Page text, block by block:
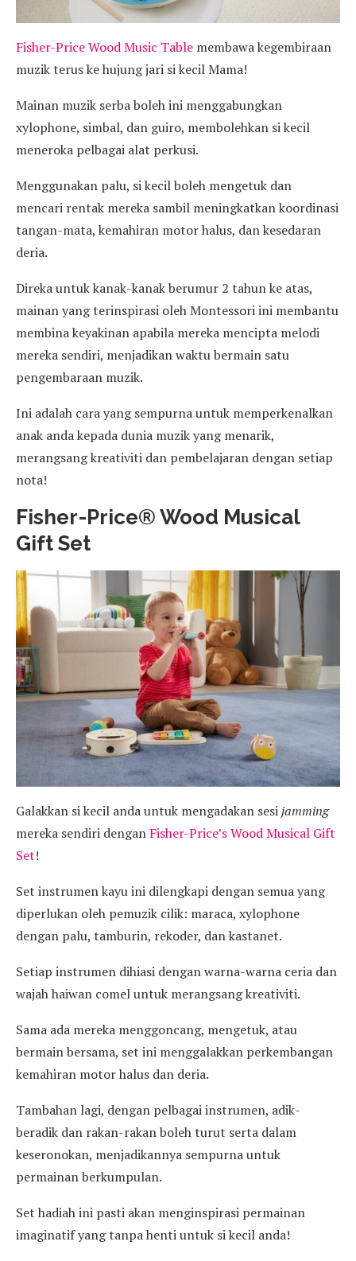
Fisher-Price Wood Music Table membawa kegembiraan
muzik terus ke hujung jari si kecil Mama!
Mainan muzik serba boleh ini menggabungkan
xylophone, simbal, dan guiro, membolehkan si kecil
meneroka pelbagai alat perkusi.
Menggunakan palu, si kecil boleh mengetuk dan
mencari rentak mereka sambil meningkatkan koordinasi
tangan-mata, kemahiran motor halus, dan kesedaran
deria.
Direka untuk kanak-kanak berumur 2 tahun ke atas,
mainan yang terinspirasi oleh Montessori ini membantu
membina keyakinan apabila mereka mencipta melodi
mereka sendiri, menjadikan waktu bermain satu
pengembaraan muzik.
Ini adalah cara yang sempurna untuk memperkenalkan
anak anda kepada dunia muzik yang menarik,
merangsang kreativiti dan pembelajaran dengan setiap
nota!
Fisher-Price® Wood Musical
Gift Set
Galakkan si kecil anda untuk mengadakan sesijamming
mereka sendiri dengan Fisher-Price’s Wood Musical Gift
Set!
Set instrumen kayu ini dilengkapi dengan semua yang
diperlukan oleh pemuzik cilik: maraca, xylophone
dengan palu, tamburin, rekoder, dan kastanet.
Setiap instrumen dihiasi dengan warna-warna ceria dan
wajah haiwan comel untuk merangsang kreativiti.
Sama ada mereka menggoncang, mengetuk, atau
bermain bersama, set ini menggalakkan perkembangan
kemahiran motor halus dan deria.
Tambahan lagi, dengan pelbagai instrumen, adik-
beradik dan rakan-rakan boleh turut serta dalam
keseronokan, menjadikannya sempurna untuk
permainan berkumpulan.
Set hadiah ini pasti akan menginspirasi permainan
imaginatif yang tanpa henti untuk si kecil anda!